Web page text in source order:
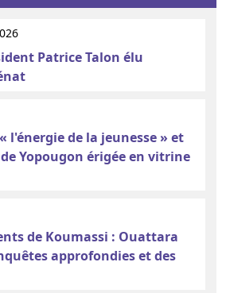
Patrice Talon élu
l'énergie de la jeunesse » et
Yopougon érigée en vitrine
de Koumassi : Ouattara
approfondies et des